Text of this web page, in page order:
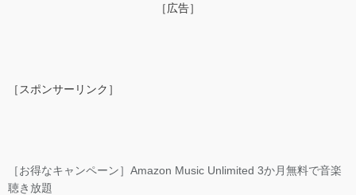
［広告］
［スポンサーリンク］
［お得なキャンペーン］Amazon Music Unlimited 3か月無料で音楽
聴き放題